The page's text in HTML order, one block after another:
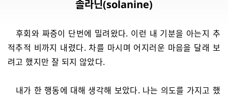
솔라닌(solanine)
후회와 짜증이 단번에 밀려왔다. 이런 내 기분을 아는지 추
적추적 비까지 내렸다. 차를 마시며 어지러운 마음을 달래 보
려고 했지만 잘 되지 않았다.
내가 한 행동에 대해 생각해 보았다. 나는 의도를 가지고 했